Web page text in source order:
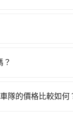
載行李時，就顯得
際攜帶的行李及
省去您自己開車
隊的價格比較如何